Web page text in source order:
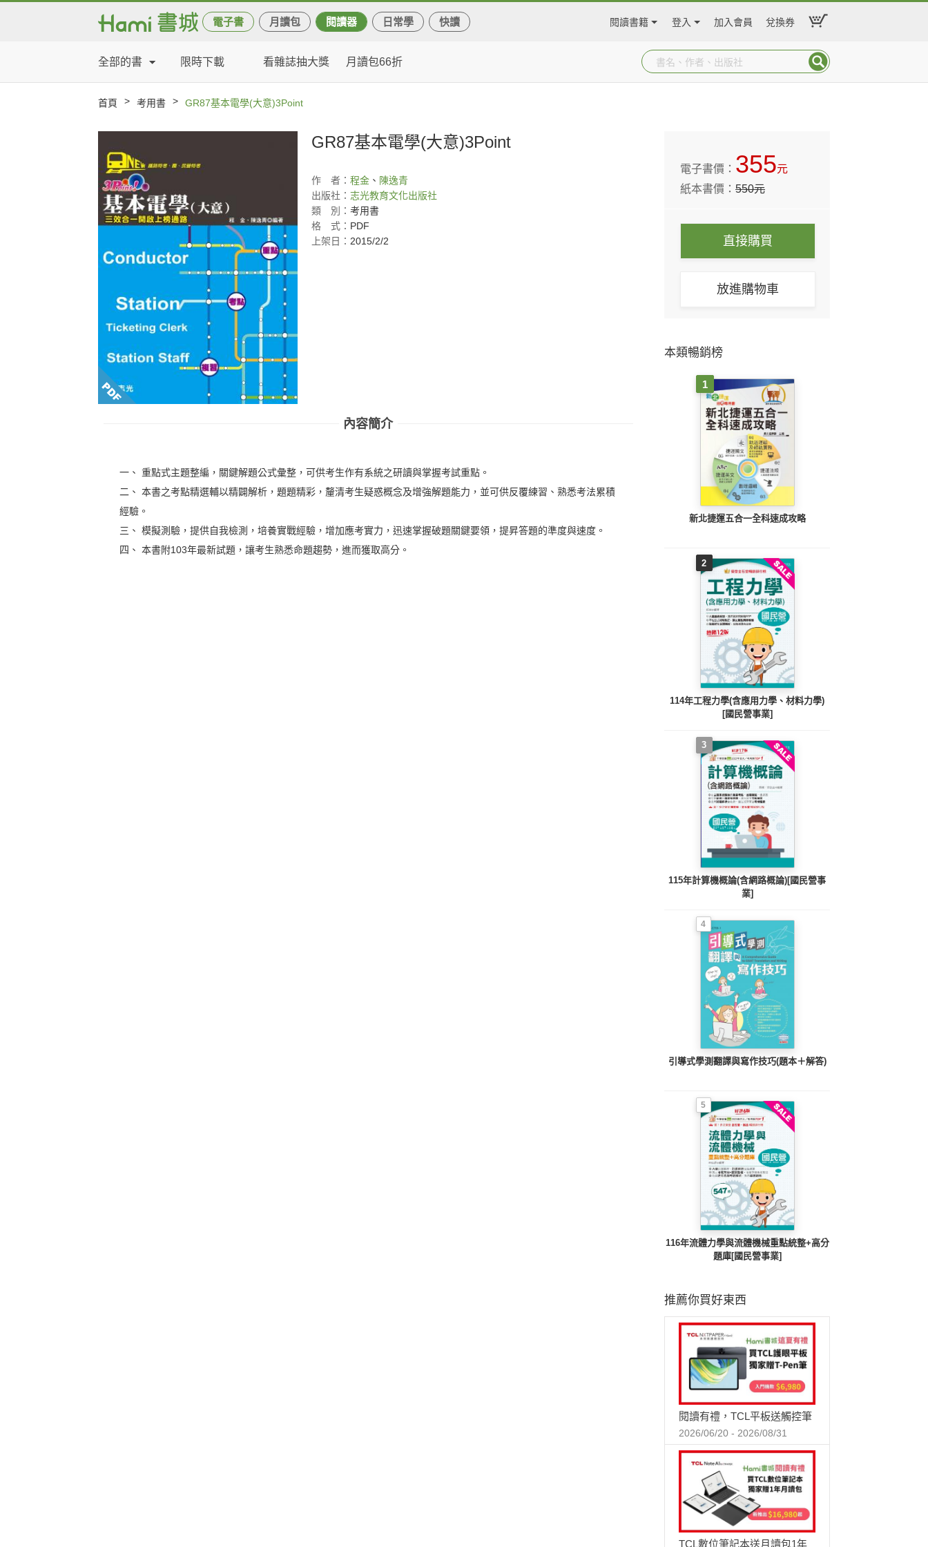
電子書 月讀包 閱讀器 日常學 快讀 閱讀書籍 登入 加入會員 兌換券
全部的書 限時下載 看雜誌抽大獎 月讀包66折
首頁 > 考用書 > GR87基本電學(大意)3Point
GR87基本電學(大意)3Point
作 者： 程金 、 陳逸青
出版社： 志光教育文化出版社
類
別： 考用書
格
式： PDF
上架日： 2015/2/2
內容簡介
一、 重點式主題整編，關鍵解題公式彙整，可供考生作有系統之研讀與掌握考試重點。
二、 本書之考點精選輔以精闢解析，題題精彩，釐清考生疑惑概念及增強解題能力，並可供反覆練習、熟悉考法累積
經驗。
三、 模擬測驗，提供自我檢測，培養實戰經驗，增加應考實力，迅速掌握破題關鍵要領，提昇答題的準度與速度。
四、 本書附103年最新試題，讓考生熟悉命題趨勢，進而獲取高分。
電子書價： 355元
紙本書價：550元
直接購買
放進購物車
本類暢銷榜
1
新北捷運五合一全科速成攻略
2
114年工程力學(含應用力學、材料力學)
[國民營事業]
3
115年計算機概論(含網路概論)[國民營事
業]
4
引導式學測翻譯與寫作技巧(題本＋解答)
5
116年流體力學與流體機械重點統整+高分
題庫[國民營事業]
推薦你買好東西
閱讀有禮，TCL平板送觸控筆
2026/06/20 - 2026/08/31
TCL數位筆記本送月讀包1年